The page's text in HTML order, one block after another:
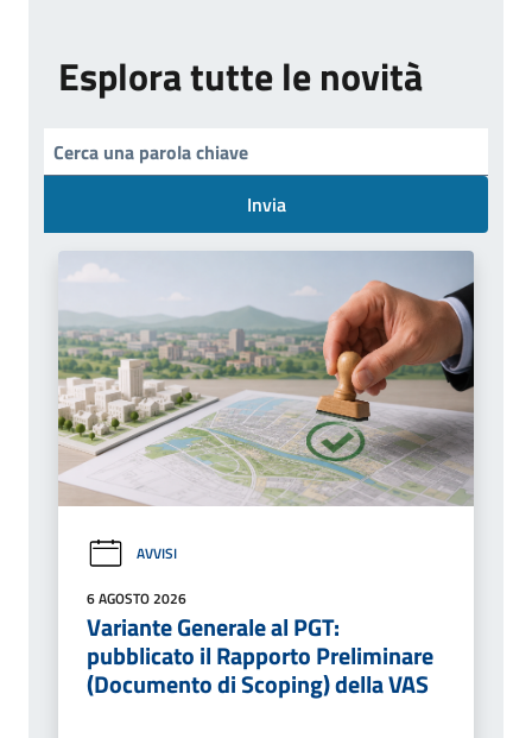
Esplora tutte le novità
Invia
AVVISI
6 AGOSTO 2026
Variante Generale al PGT:
pubblicato il Rapporto Preliminare
(Documento di Scoping) della VAS